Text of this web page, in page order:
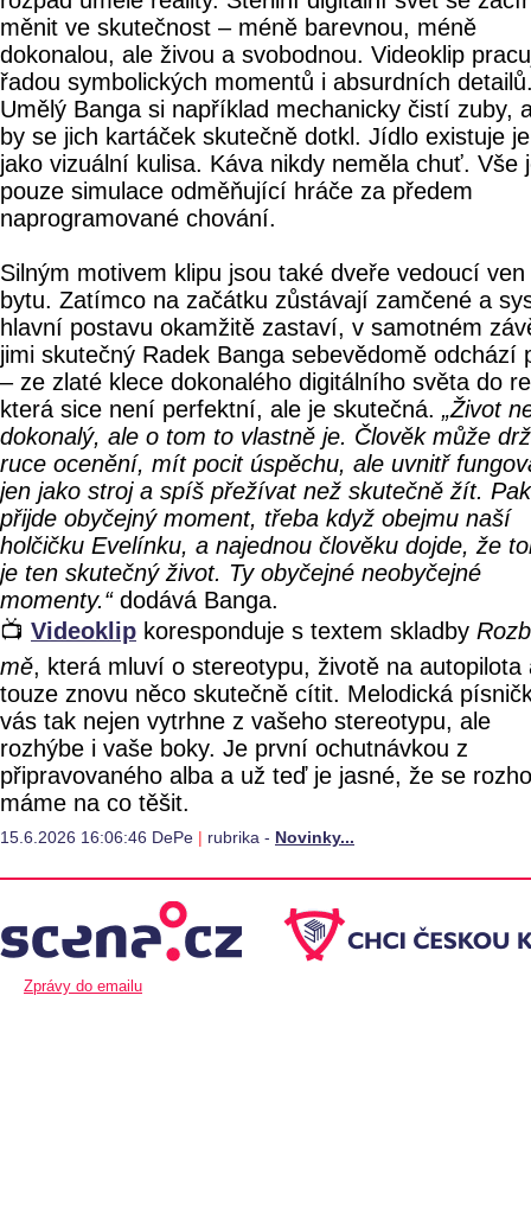
měnit ve skutečnost – méně barevnou, méně
dokonalou, ale živou a svobodnou. Videoklip
řadou symbolických momentů i absurdních
Umělý Banga si například mechanicky čistí zuby,
by se jich kartáček skutečně dotkl. Jídlo existuje
jako vizuální kulisa. Káva nikdy neměla chuť. Vše
pouze simulace odměňující hráče za předem
naprogramované chování.
Silným motivem klipu jsou také dveře vedoucí ven
bytu. Zatímco na začátku zůstávají zamčené a
hlavní postavu okamžitě zastaví, v samotném
jimi skutečný Radek Banga sebevědomě odchází
– ze zlaté klece dokonalého digitálního světa do
která sice není perfektní, ale je skutečná. „Život
dokonalý, ale o tom to vlastně je. Člověk může
ruce ocenění, mít pocit úspěchu, ale uvnitř
jen jako stroj a spíš přežívat než skutečně žít. Pak
přijde obyčejný moment, třeba když obejmu naší
holčičku Evelínku, a najednou člověku dojde, že
je ten skutečný život. Ty obyčejné neobyčejné
momenty.“dodává Banga.
📺 Videoklip koresponduje s textem skladby
mě, která mluví o stereotypu, životě na autopilota
touze znovu něco skutečně cítit. Melodická
vás tak nejen vytrhne z vašeho stereotypu, ale
rozhýbe i vaše boky. Je první ochutnávkou z
připravovaného alba a už teď je jasné, že se
máme na co těšit.
15.6.2026 16:06:46 DePe | rubrika - Novinky...
Zprávy do emailu